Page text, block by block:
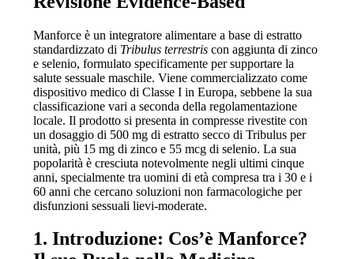
Manforce è un integratore alimentare a base di estratto
standardizzato di Tribulus terrestriscon aggiunta di zinco
e selenio, formulato specificamente per supportare la
salute sessuale maschile. Viene commercializzato come
dispositivo medico di Classe I in Europa, sebbene la sua
classificazione vari a seconda della regolamentazione
locale. Il prodotto si presenta in compresse rivestite con
un dosaggio di 500 mg di estratto secco di Tribulus per
unità, più 15 mg di zinco e 55 mcg di selenio. La sua
popolarità è cresciuta notevolmente negli ultimi cinque
anni, specialmente tra uomini di età compresa tra i 30 e i
60 anni che cercano soluzioni non farmacologiche per
disfunzioni sessuali lievi-moderate.
1. Introduzione: Cos’è Manforce?